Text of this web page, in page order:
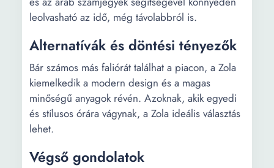
leolvasható az idő, még távolabbról is.
Alternatívák és döntési tényezők
Bár számos más faliórát találhat a piacon, a Zola
kiemelkedik a modern design és a magas
minőségű anyagok révén. Azoknak, akik egyedi
és stílusos órára vágynak, a Zola ideális választás
lehet.
Végső gondolatok